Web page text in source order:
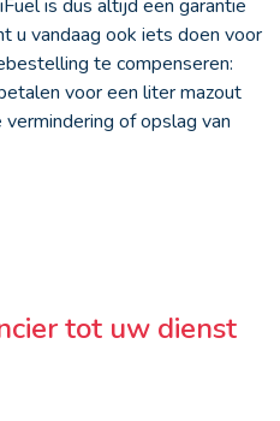
is dus altijd een garantie
u vandaag ook iets doen voor
te compenseren:
voor een liter mazout
of opslag van
tot uw dienst